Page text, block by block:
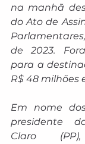
na manhã
do Ato de
de 2023.
para a
R$ 48 milhões
Em nome
presidente
Claro